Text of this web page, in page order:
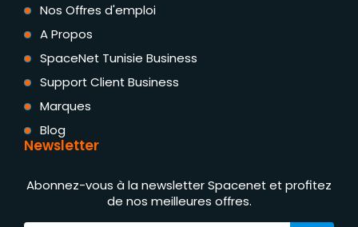
Nos Offres d'emploi
A Propos
SpaceNet Tunisie Business
Support Client Business
Marques
Blog
Newsletter
Abonnez-vous à la newsletter Spacenet et profitez
de nos meilleures offres.